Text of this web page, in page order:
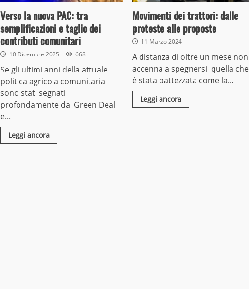
Verso la nuova PAC: tra
semplificazioni e taglio dei
contributi comunitari
10 Dicembre 2025 668
Se gli ultimi anni della attuale
politica agricola comunitaria
sono stati segnati
profondamente dal Green Deal
e...
Leggi ancora
Movimenti dei trattori: dalle
proteste alle proposte
11 Marzo 2024
A distanza di oltre un mese non
accenna a spegnersi quella che
è stata battezzata come la...
Leggi ancora